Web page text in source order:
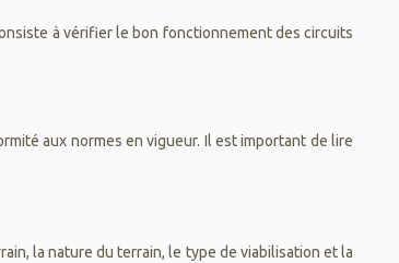
à vérifier le bon fonctionnement des circuits
aux normes en vigueur. Il est important de lire
la nature du terrain, le type de viabilisation et la